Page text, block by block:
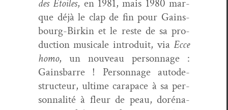
des Étoiles, en 1981, mais 1980 mar­
que déjà le clap de fin pour Gains­
bourg-Birkin et le reste de sa pro­
duc­tion musi­cale intro­duit, viaEcce
homo, un nou­veau per­son­nage :
Gains­barre ! Per­son­nage autode­
struc­teur, ultime cara­pace à sa per­
son­nal­ité à fleur de peau, doré­na­